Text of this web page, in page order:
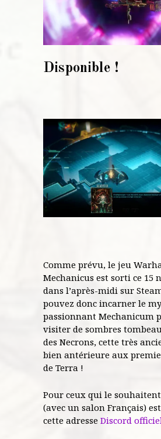
Disponible !
Comme prévu, le jeu
Mechanicus est sorti ce 15
dans l’après-midi sur
pouvez donc incarner le
passionnant Mechanicum
visiter de sombres
des Necrons, cette très
bien antérieure aux
de Terra !
Pour ceux qui le
(avec un salon Français)
cette adresse Discord